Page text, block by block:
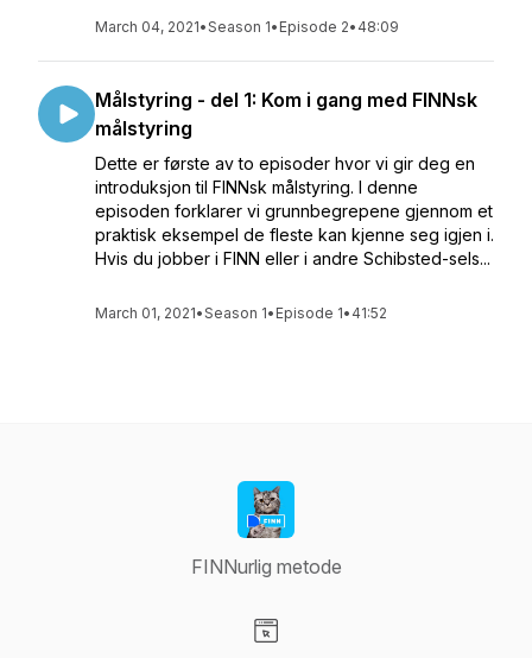
March 04, 2021•Season 1• Episode 2• 48:09
Målstyring - del 1: Kom i gang med FINNsk
målstyring
Dette er første av to episoder hvor vi gir deg en
introduksjon til FINNsk målstyring. I denne
episoden forklarer vi grunnbegrepene gjennom et
praktisk eksempel de fleste kan kjenne seg igjen i.
Hvis du jobber i FINN eller i andre Schibsted-sels...
March 01, 2021•Season 1• Episode 1• 41:52
FINNurlig metode